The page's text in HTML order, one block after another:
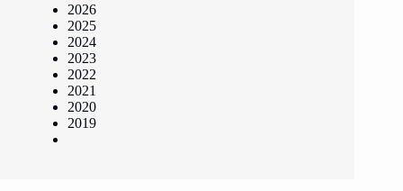
2026
2025
2024
2023
2022
2021
2020
2019